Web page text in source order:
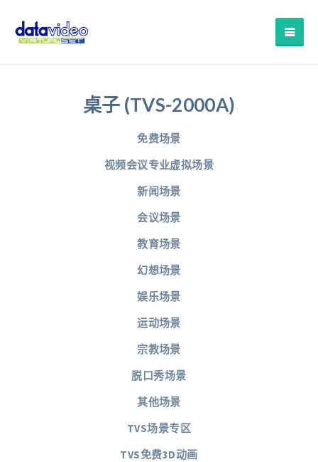
桌子 (TVS-2000A)
免费场景
视频会议专业虚拟场景
新闻场景
会议场景
教育场景
幻想场景
娱乐场景
运动场景
宗教场景
脱口秀场景
其他场景
TVS场景专区
TVS免费3D动画